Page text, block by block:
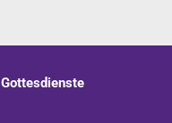
Gottesdienste